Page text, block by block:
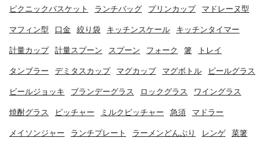
ピクニックバスケット ランチバッグ プリンカップ マドレーヌ型
マフィン型 口金 絞り袋 キッチンスケール キッチンタイマー
計量カップ 計量スプーン スプーン フォーク 箸 トレイ
タンブラー デミタスカップ マグカップ マグボトル ビールグラス
ビールジョッキ ブランデーグラス ロックグラス ワイングラス
焼酎グラス ピッチャー ミルクピッチャー 急須 マドラー
メイソンジャー ランチプレート ラーメンどんぶり レンゲ 菜箸